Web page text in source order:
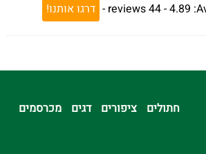
4.89 -
44
reviews
- דרגו אותנו!
חתולים ציפורים דגים מכרסמים